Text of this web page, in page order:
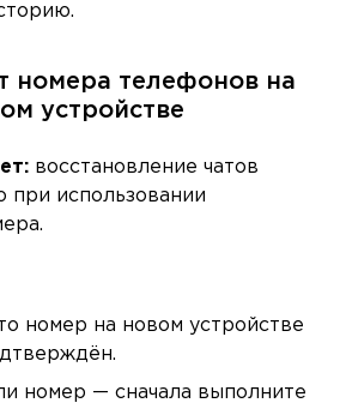
номера телефонов на
устройстве
восстановление чатов
при использовании
номер на новом устройстве
номер — сначала выполните